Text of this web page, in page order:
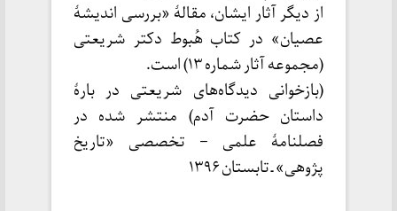
از دیگر آثار ایشان، مقالۀ «بررسی اندیشۀ
عصیان» در کتاب هُبوط دکتر شریعتی
(مجموعه آثار شماره ۱۳) است.
(بازخوانی دیدگاه‌های شریعتی در بارۀ
داستان حضرت آدم) منتشر شده در
فصلنامۀ علمی – تخصصی «تاریخ
پژوهی» ـ تابستان ۱۳۹۶